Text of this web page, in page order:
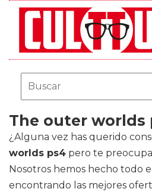
The outer worlds
¿Alguna vez has querido
worlds ps4 pero te
Nosotros hemos hecho todo
encontrando las mejores